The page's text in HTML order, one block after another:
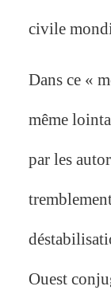
civile
Dans ce «
même
par les
Ouest